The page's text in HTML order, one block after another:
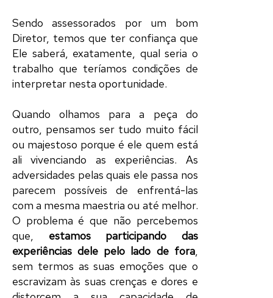
Sendo assessorados por um bom
Diretor, temos que ter confiança que
Ele saberá, exatamente, qual seria o
trabalho que teríamos condições de
interpretar nesta oportunidade.
Quando olhamos para a peça do
outro, pensamos ser tudo muito fácil
ou majestoso porque é ele quem está
ali vivenciando as experiências. As
adversidades pelas quais ele passa nos
parecem possíveis de enfrentá-las
com a mesma maestria ou até melhor.
O problema é que não percebemos
que, estamos participando das
experiências dele pelo lado de fora,
sem termos as suas emoções que o
escravizam às suas crenças e dores e